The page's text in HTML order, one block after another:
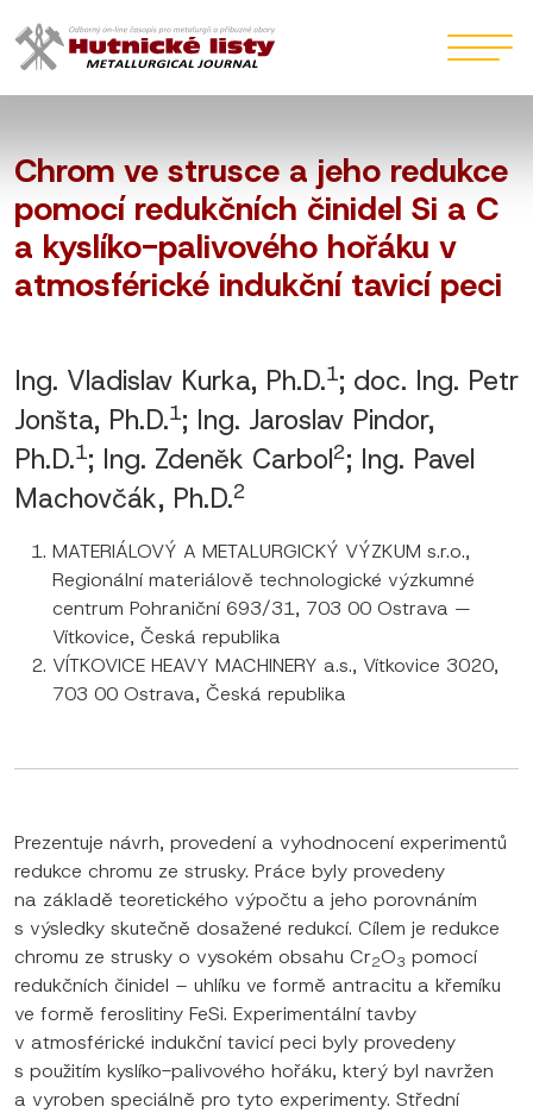
Chrom ve strusce a jeho redukce
pomocí redukčních činidel Si a C
a kyslíko-palivového hořáku v
atmosférické indukční tavicí peci
Ing. Vladislav Kurka, Ph.D.1; doc. Ing. Petr
Jonšta, Ph.D.1; Ing. Jaroslav Pindor,
Ph.D.1; Ing. Zdeněk Carbol2; Ing. Pavel
Machovčák, Ph.D.2
MATERIÁLOVÝ A METALURGICKÝ VÝZKUM s.r.o.,
Regionální materiálově technologické výzkumné
centrum Pohraniční 693/31, 703 00 Ostrava —
Vítkovice, Česká republika
VÍTKOVICE HEAVY MACHINERY a.s., Vítkovice 3020,
703 00 Ostrava, Česká republika
Prezentuje návrh, provedení a vyhodnocení experimentů
redukce chromu ze strusky. Práce byly provedeny
na základě teoretického výpočtu a jeho porovnáním
s výsledky skutečně dosažené redukcí. Cílem je redukce
chromu ze strusky o vysokém obsahu Cr2O3 pomocí
redukčních činidel – uhlíku ve formě antracitu a křemíku
ve formě feroslitiny FeSi. Experimentální tavby
v atmosférické indukční tavicí peci byly provedeny
s použitím kyslíko-palivového hořáku, který byl navržen
a vyroben speciálně pro tyto experimenty. Střední